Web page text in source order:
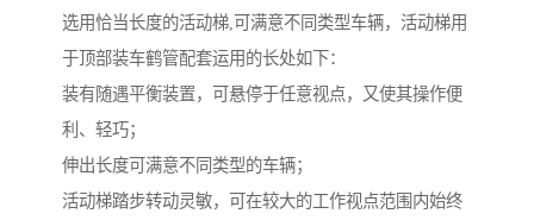
选用恰当长度的活动梯,可满意不同类型车辆，活动梯用
于顶部装车鹤管配套运用的长处如下：
装有随遇平衡装置，可悬停于任意视点，又使其操作便
利、轻巧；
伸出长度可满意不同类型的车辆；
活动梯踏步转动灵敏，可在较大的工作视点范围内始终